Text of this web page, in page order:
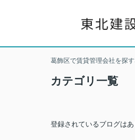
葛飾区で賃貸管理会社を探
カテゴリ一覧
登録されているブログはあ